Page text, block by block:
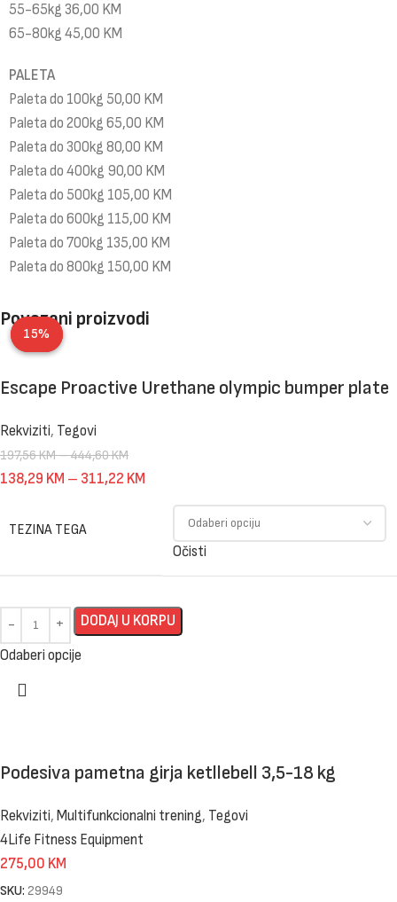
55-65kg 36,00 KM
65-80kg 45,00 KM
PALETA
Paleta do 100kg 50,00 KM
Paleta do 200kg 65,00 KM
Paleta do 300kg 80,00 KM
Paleta do 400kg 90,00 KM
Paleta do 500kg 105,00 KM
Paleta do 600kg 115,00 KM
Paleta do 700kg 135,00 KM
Paleta do 800kg 150,00 KM
Povezani proizvodi
30%
Escape Proactive Urethane olympic bumper plate
Rekviziti, Tegovi
197,56KM–444,60KM
138,29 KM – 311,22 KM
TEZINA TEGA
Očisti
DODAJ U KORPU
Odaberi opcije
Podesiva pametna girja ketllebell 3,5-18 kg
Rekviziti, Multifunkcionalni trening, Tegovi
4Life Fitness Equipment
275,00 KM
SKU: 29949
15%